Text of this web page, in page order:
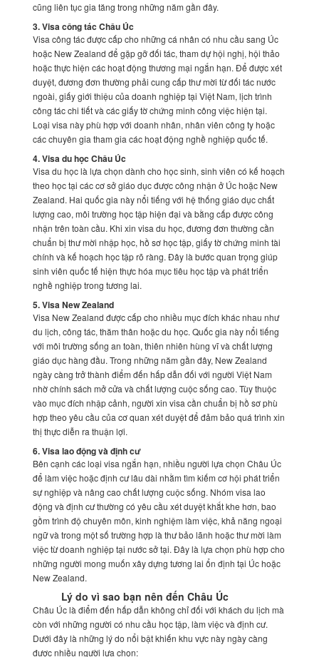
cũng liên tục gia tăng trong những năm gần đây.
3. Visa công tác Châu Úc
Visa công tác được cấp cho những cá nhân có nhu cầu sang Úc
hoặc New Zealand để gặp gỡ đối tác, tham dự hội nghị, hội thảo
hoặc thực hiện các hoạt động thương mại ngắn hạn. Để được xét
duyệt, đương đơn thường phải cung cấp thư mời từ đối tác nước
ngoài, giấy giới thiệu của doanh nghiệp tại Việt Nam, lịch trình
công tác chi tiết và các giấy tờ chứng minh công việc hiện tại.
Loại visa này phù hợp với doanh nhân, nhân viên công ty hoặc
các chuyên gia tham gia các hoạt động nghề nghiệp quốc tế.
4. Visa du học Châu Úc
Visa du học là lựa chọn dành cho học sinh, sinh viên có kế hoạch
theo học tại các cơ sở giáo dục được công nhận ở Úc hoặc New
Zealand. Hai quốc gia này nổi tiếng với hệ thống giáo dục chất
lượng cao, môi trường học tập hiện đại và bằng cấp được công
nhận trên toàn cầu. Khi xin visa du học, đương đơn thường cần
chuẩn bị thư mời nhập học, hồ sơ học tập, giấy tờ chứng minh tài
chính và kế hoạch học tập rõ ràng. Đây là bước quan trọng giúp
sinh viên quốc tế hiện thực hóa mục tiêu học tập và phát triển
nghề nghiệp trong tương lai.
5. Visa New Zealand
Visa New Zealand được cấp cho nhiều mục đích khác nhau như
du lịch, công tác, thăm thân hoặc du học. Quốc gia này nổi tiếng
với môi trường sống an toàn, thiên nhiên hùng vĩ và chất lượng
giáo dục hàng đầu. Trong những năm gần đây, New Zealand
ngày càng trở thành điểm đến hấp dẫn đối với người Việt Nam
nhờ chính sách mở cửa và chất lượng cuộc sống cao. Tùy thuộc
vào mục đích nhập cảnh, người xin visa cần chuẩn bị hồ sơ phù
hợp theo yêu cầu của cơ quan xét duyệt để đảm bảo quá trình xin
thị thực diễn ra thuận lợi.
6. Visa lao động và định cư
Bên cạnh các loại visa ngắn hạn, nhiều người lựa chọn Châu Úc
để làm việc hoặc định cư lâu dài nhằm tìm kiếm cơ hội phát triển
sự nghiệp và nâng cao chất lượng cuộc sống. Nhóm visa lao
động và định cư thường có yêu cầu xét duyệt khắt khe hơn, bao
gồm trình độ chuyên môn, kinh nghiệm làm việc, khả năng ngoại
ngữ và trong một số trường hợp là thư bảo lãnh hoặc thư mời làm
việc từ doanh nghiệp tại nước sở tại. Đây là lựa chọn phù hợp cho
những người mong muốn xây dựng tương lai ổn định tại Úc hoặc
New Zealand.
Lý do vì sao bạn nên đến Châu Úc
Châu Úc là điểm đến hấp dẫn không chỉ đối với khách du lịch mà
còn với những người có nhu cầu học tập, làm việc và định cư.
Dưới đây là những lý do nổi bật khiến khu vực này ngày càng
được nhiều người lựa chọn: